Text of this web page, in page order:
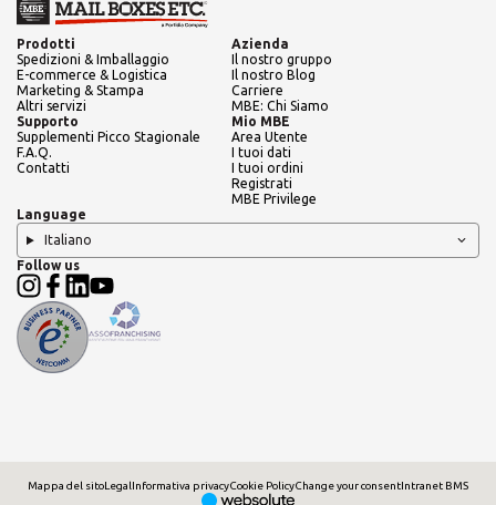
Prodotti
Spedizioni & Imballaggio
E-commerce & Logistica
Marketing & Stampa
Altri servizi
Azienda
Il nostro gruppo
Il nostro Blog
Carriere
MBE: Chi Siamo
Supporto
Supplementi Picco Stagionale
F.A.Q.
Contatti
Mio MBE
Area Utente
I tuoi dati
I tuoi ordini
Registrati
MBE Privilege
Language
Italiano
Follow us
Mappa del sitoLegalInformativa privacyCookie PolicyChange your consentIntranet BMS